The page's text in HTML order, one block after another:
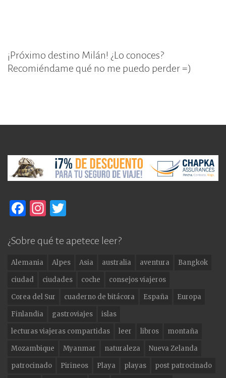
¡Próximo destino Milán! ¿Lo conoces?
Recomiéndame qué no me puedo perder =)
F
c
e
b
o
o
k
In
a
g
ra
m
it
te
r
¿Sobre qué te apetece leer?
Alemania Alpes Asia australia aventura
Bangkok
ciudad
ciudades coche
consejos viajeros
Corea del Sur
cuaderno de bitácora España
Europa
Finlandia
gastroviajes
islas
lecturas viajeras compartidas
leer libros
montaña
Mozambique
Myanmar naturaleza
Nueva Zelanda
patrocinado
Pirineos Playa playas post patrocinado